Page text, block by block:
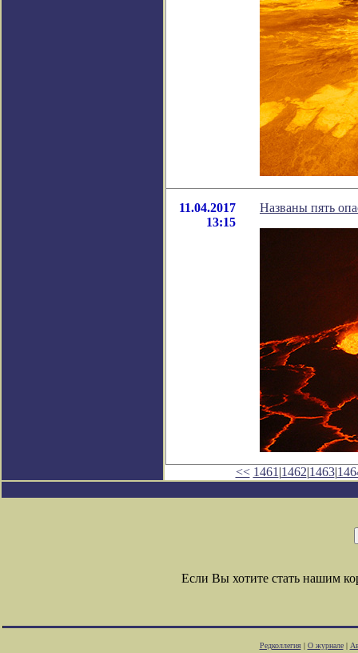
11.04.2017
13:15
Названы пять
<< 1461 |1462|1463|
Если Вы хотите стать нашим
Редколлегия| О журнале|